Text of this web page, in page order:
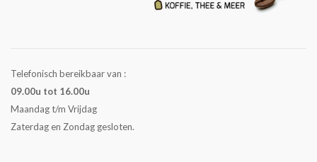
Telefonisch bereikbaar van :
09.00u tot 16.00u
Maandag t/m Vrijdag
Zaterdag en Zondag gesloten.